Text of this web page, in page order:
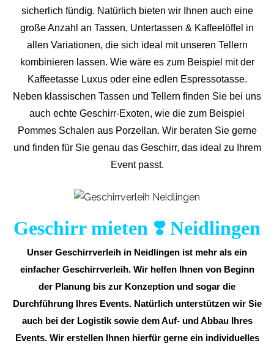
sicherlich fündig. Natürlich bieten wir Ihnen auch eine
große Anzahl an Tassen, Untertassen & Kaffeelöffel in
allen Variationen, die sich ideal mit unseren Tellern
kombinieren lassen. Wie wäre es zum Beispiel mit der
Kaffeetasse Luxus oder eine edlen Espressotasse.
Neben klassischen Tassen und Tellern finden Sie bei uns
auch echte Geschirr-Exoten, wie die zum Beispiel
Pommes Schalen aus Porzellan. Wir beraten Sie gerne
und finden für Sie genau das Geschirr, das ideal zu Ihrem
Event passt.
Geschirr mieten ❣️ Neidlingen
Unser Geschirrverleih in Neidlingen ist mehr als ein
einfacher Geschirrverleih. Wir helfen Ihnen von Beginn
der Planung bis zur Konzeption und sogar die
Durchführung Ihres Events. Natürlich unterstützen wir Sie
auch bei der Logistik sowie dem Auf- und Abbau Ihres
Events. Wir erstellen Ihnen hierfür gerne ein individuelles